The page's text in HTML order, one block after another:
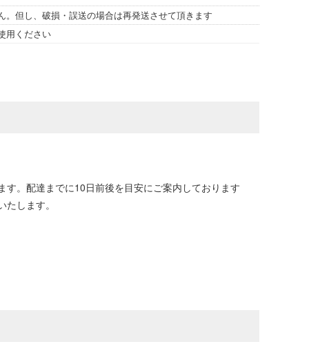
。但し、破損・誤送の場合は再発送させて頂きます
用ください
。配達までに10日前後を目安にご案内しております
します。